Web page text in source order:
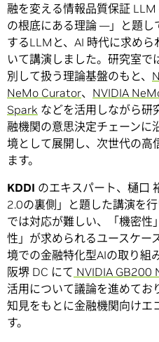
融を変える情報品質保証
の根底にある理論 ―」と題し
するLLMと、AI 時代に求め
いて講演しました。研究室で
別して扱う理論基盤のもと、
NeMo Curator、 NVIDIA
Spark などを活用しながら研
融機関の意思決定チェーンに
境として展開し、次世代の高
ます。
KDDI のエキスパート、樋口
2.0の裏側」と題した講演を
では対応が難しい、「機密性
性」が求められるユースケー
境での金融特化型AIの取り組
阪堺 DC にて NVIDIA GB200
活用について議論を進めてお
知見をもとに金融機関向けエ
す。